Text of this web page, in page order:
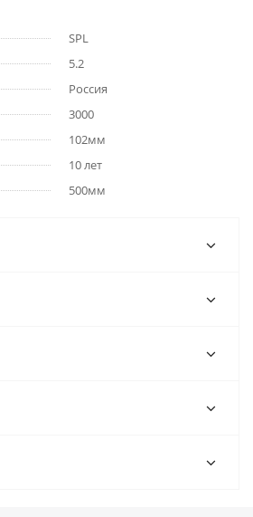
SPL
5.2
Россия
3000
102мм
10 лет
500мм